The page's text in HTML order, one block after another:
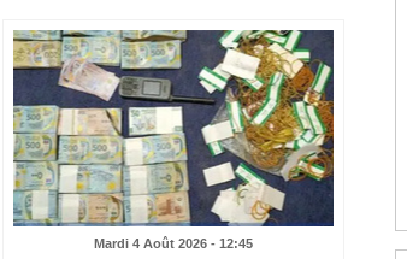
Mardi 4 Août 2026 - 12:45